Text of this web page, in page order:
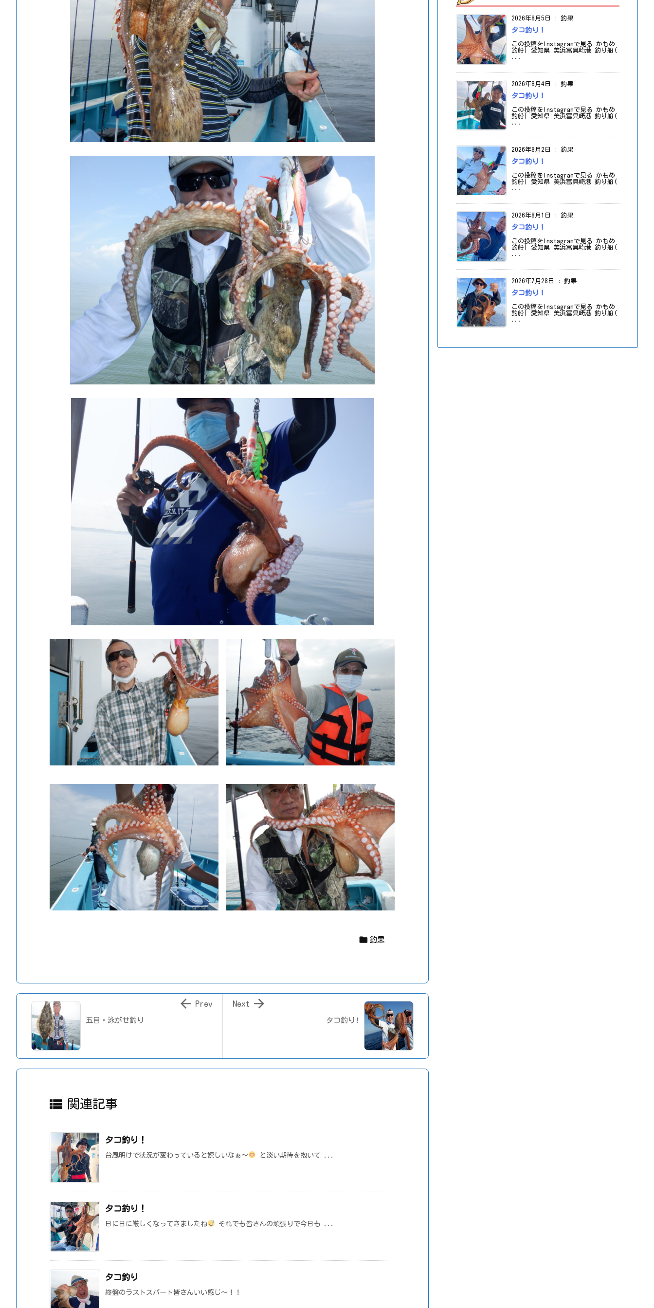
 釣果
タコ釣り!

Next
五目・泳がせ釣り
 Prev
 関連記事
タコ釣り！
台風明けで状況が変わっていると嬉しいなぁ～ と淡い期待を抱いて ...
タコ釣り！
日に日に厳しくなってきましたね それでも皆さんの頑張りで今日も ...
タコ釣り
終盤のラストスパート皆さんいい感じ～！！
2026年8月5日 : 釣果
タコ釣り！
この投稿をInstagramで見る かもめ
釣船| 愛知県 美浜冨具崎港 釣り船(
...
2026年8月4日 : 釣果
タコ釣り！
この投稿をInstagramで見る かもめ
釣船| 愛知県 美浜冨具崎港 釣り船(
...
2026年8月2日 : 釣果
タコ釣り！
この投稿をInstagramで見る かもめ
釣船| 愛知県 美浜冨具崎港 釣り船(
...
2026年8月1日 : 釣果
タコ釣り！
この投稿をInstagramで見る かもめ
釣船| 愛知県 美浜冨具崎港 釣り船(
...
2026年7月28日 : 釣果
タコ釣り！
この投稿をInstagramで見る かもめ
釣船| 愛知県 美浜冨具崎港 釣り船(
...